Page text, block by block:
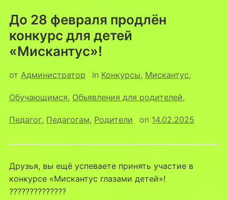
До 28 февраля продлён
конкурс для детей
«Мискантус»!
от Администратор in Конкурсы, Мискантус,
Обучающимся, Объявления для родителей,
Педагог, Педагогам, Родители on 14.02.2025
Друзья, вы ещё успеваете принять участие в
конкурсе «Мискантус глазами детей»!
??????????????